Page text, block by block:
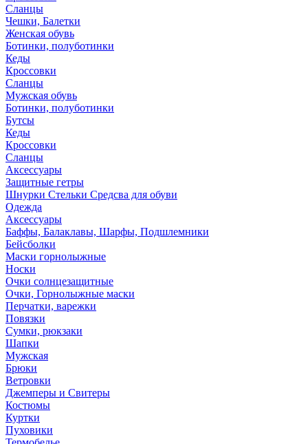
Сланцы
Чешки, Балетки
Женская обувь
Ботинки, полуботинки
Кеды
Кроссовки
Сланцы
Мужская обувь
Ботинки, полуботинки
Бутсы
Кеды
Кроссовки
Сланцы
Аксессуары
Защитные гетры
Шнурки Стельки Средсва для обуви
Одежда
Аксессуары
Баффы, Балаклавы, Шарфы, Подшлемники
Бейсболки
Маски горнолыжные
Носки
Очки солнцезащитные
Очки, Горнолыжные маски
Перчатки, варежки
Повязки
Сумки, рюкзаки
Шапки
Мужская
Брюки
Ветровки
Джемперы и Свитеры
Костюмы
Куртки
Пуховики